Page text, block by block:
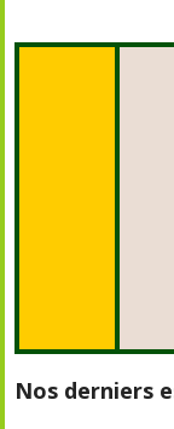
Nos derniers